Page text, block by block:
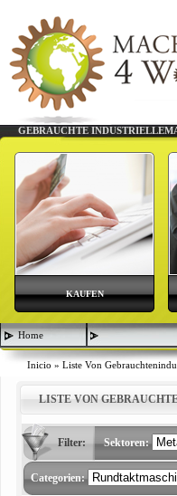
GEBRAUCHTE
KAUFEN
Home
Inicio » Liste Von
LISTE VON
Filter: Sektoren:
Categorien: